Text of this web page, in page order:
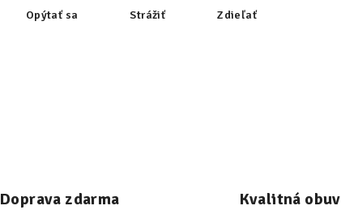
Opýtať sa Strážiť Zdieľať
Doprava zdarma Kvalitná obuv